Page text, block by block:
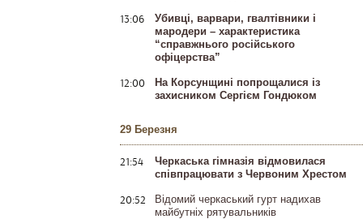
13:06
Убивці, варвари, гвалтівники і
мародери – характеристика
“справжнього російського
офіцерства”
12:00
На Корсунщині попрощалися із
захисником Сергієм Гондюком
29 Березня
21:54
Черкаська гімназія відмовилася
співпрацювати з Червоним Хрестом
20:52
Відомий черкаський гурт надихав
майбутніх рятувальників